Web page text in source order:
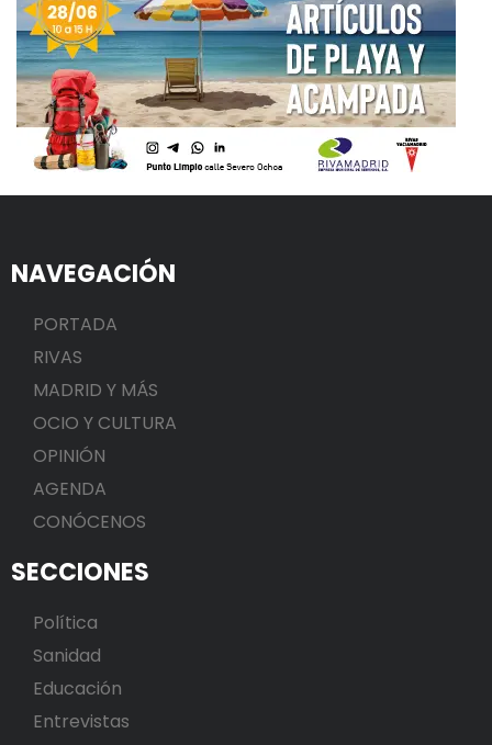
NAVEGACIÓN
PORTADA
RIVAS
MADRID Y MÁS
OCIO Y CULTURA
OPINIÓN
AGENDA
CONÓCENOS
SECCIONES
Política
Sanidad
Educación
Entrevistas